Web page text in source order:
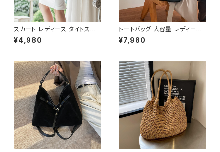
スカート レディース タイトスカ
ート ミディアム ペンシルスカー
ト スリット 白 ホワイト ハイウエ
ィー 結婚式 コルセット風 春 夏
春夏 ミディアムタイトスカート
C-SSS0002
¥4,980
トートバッグ 大容量 レディース
フェイクレザー 無地 シンプル
バッグ A4対応 ママバッグ 通勤
¥7,980